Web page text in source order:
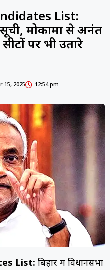
List:
मोकामा से अनंत
पर भी उतारे
15, 2025 12:54 pm
List: बिहार में विधानसभा